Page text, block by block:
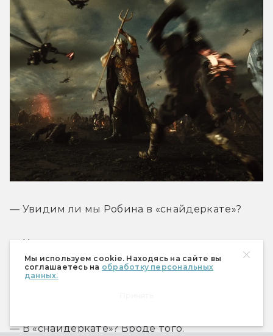
Мы используем cookie. Находясь на сайте вы
соглашаетесь на обработку персональных
данных.
— Увидим ли мы Робина в «снайдеркате»?
— Нет.
— Будет ли Джокер взаимодействовать с
— В «снайдеркате»? Вроде того.